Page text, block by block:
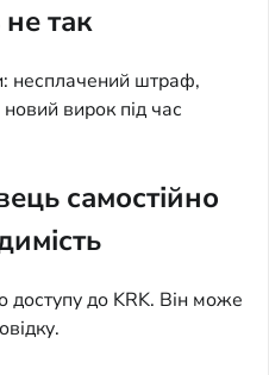
так
несплачений штраф,
вирок під час
самостійно
до KRK. Він може